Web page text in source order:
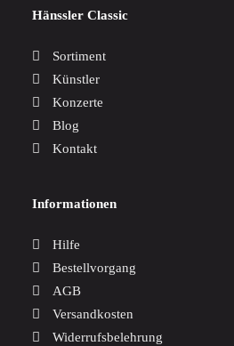
Hänssler Classic
Sortiment
Künstler
Konzerte
Blog
Kontakt
Informationen
Hilfe
Bestellvorgang
AGB
Versandkosten
Widerrufsbelehrung